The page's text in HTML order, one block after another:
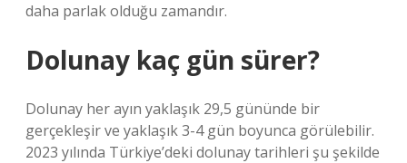
daha parlak olduğu zamandır.
Dolunay kaç gün sürer?
Dolunay her ayın yaklaşık 29,5 gününde bir
gerçekleşir ve yaklaşık 3-4 gün boyunca görülebilir.
2023 yılında Türkiye’deki dolunay tarihleri ​​şu şekilde